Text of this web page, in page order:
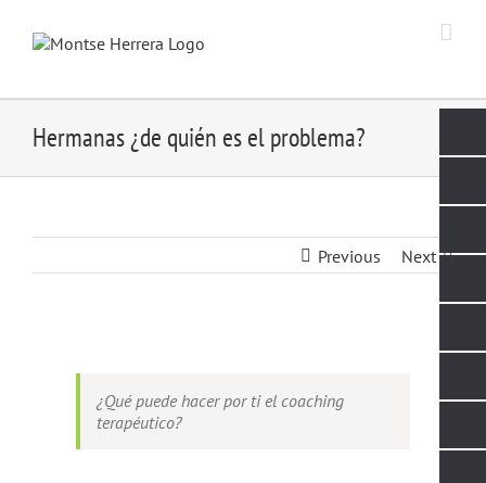
content
Hermanas ¿de quién es el problema?
Previous Next
Larger
¿Qué puede hacer por ti el coaching
terapéutico?